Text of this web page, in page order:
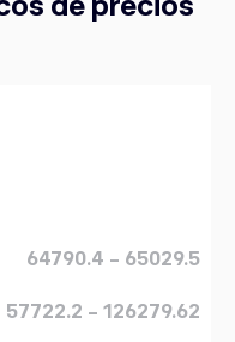
64790.4 - 65029.5
57722.2 - 126279.62